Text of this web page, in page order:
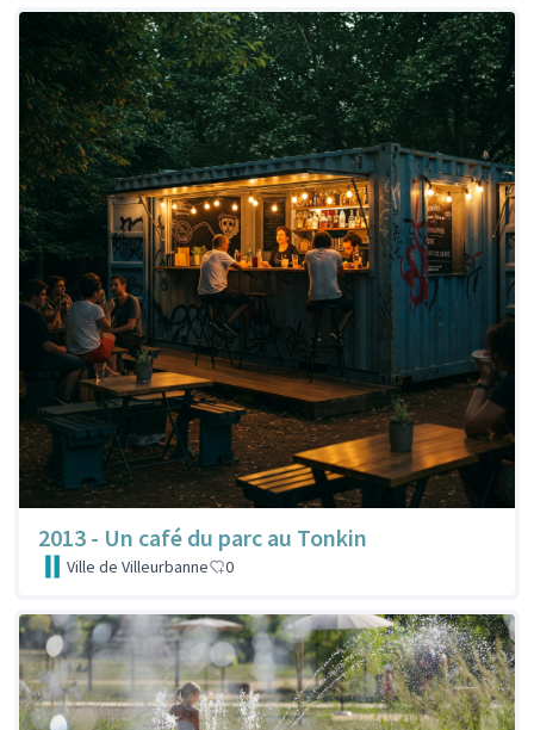
2013 - Un café du parc au Tonkin
Ville de Villeurbanne 0